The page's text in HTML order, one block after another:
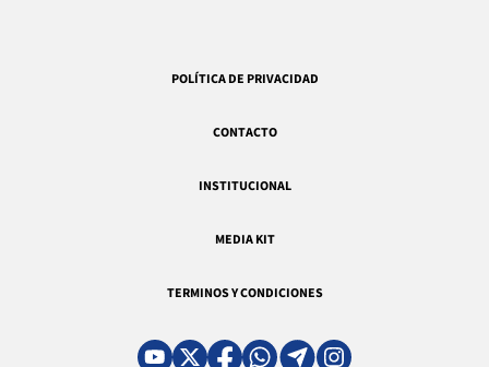
POLÍTICA DE PRIVACIDAD
CONTACTO
INSTITUCIONAL
MEDIA KIT
TERMINOS Y CONDICIONES